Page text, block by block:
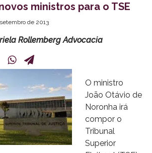
ministros para o TSE
de 2013
Rollemberg Advocacia
O ministro
João Otávio de
Noronha irá
compor o
Tribunal
Superior